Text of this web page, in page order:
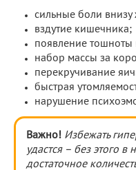
сильные боли внизу
вздутие кишечника;
появление тошноты
набор массы за
перекручивание
быстрая
нарушение
Важно! Избежать
удастся – без этого в
достаточное